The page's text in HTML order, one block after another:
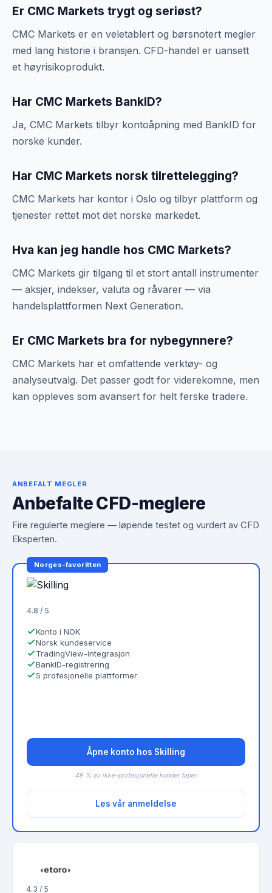
Er CMC Markets trygt og seriøst?
CMC Markets er en veletablert og børsnotert megler
med lang historie i bransjen. CFD-handel er uansett
et høyrisikoprodukt.
Har CMC Markets BankID?
Ja, CMC Markets tilbyr kontoåpning med BankID for
norske kunder.
Har CMC Markets norsk tilrettelegging?
CMC Markets har kontor i Oslo og tilbyr plattform og
tjenester rettet mot det norske markedet.
Hva kan jeg handle hos CMC Markets?
CMC Markets gir tilgang til et stort antall instrumenter
— aksjer, indekser, valuta og råvarer — via
handelsplattformen Next Generation.
Er CMC Markets bra for nybegynnere?
CMC Markets har et omfattende verktøy- og
analyseutvalg. Det passer godt for viderekomne, men
kan oppleves som avansert for helt ferske tradere.
ANBEFALT MEGLER
Anbefalte CFD-meglere
Fire regulerte meglere — løpende testet og vurdert av CFD
Eksperten.
Norges-favoritten
4.8 / 5
Konto i NOK
Norsk kundeservice
TradingView-integrasjon
BankID-registrering
5 profesjonelle plattformer
Åpne konto hos Skilling
49 % av ikke-profesjonelle kunder taper.
Les vår anmeldelse
4.3 / 5